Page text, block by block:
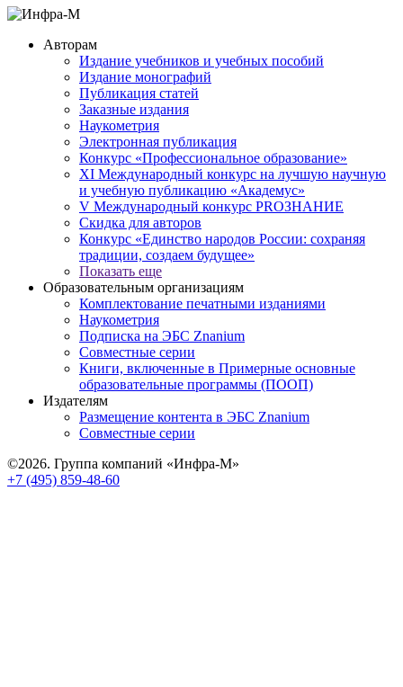
Авторам
Издание учебников и учебных пособий
Издание монографий
Публикация статей
Заказные издания
Наукометрия
Электронная публикация
Конкурс «Профессиональное образование»
XI Международный конкурс на лучшую научную
и учебную публикацию «Академус»
V Международный конкурс PROЗНАНИЕ
Скидка для авторов
Конкурс «Единство народов России: сохраняя
традиции, создаем будущее»
Показать еще
Образовательным организациям
Комплектование печатными изданиями
Наукометрия
Подписка на ЭБС Znanium
Совместные серии
Книги, включенные в Примерные основные
образовательные программы (ПООП)
Издателям
Размещение контента в ЭБС Znanium
Совместные серии
©2026. Группа компаний «Инфра-М»
+7 (495) 859-48-60